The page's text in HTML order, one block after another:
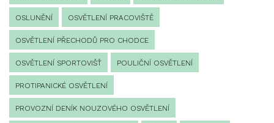
OSLUNĚNÍ OSVĚTLENÍ PRACOVIŠTĚ
OSVĚTLENÍ PŘECHODŮ PRO CHODCE
OSVĚTLENÍ SPORTOVIŠŤ POULIČNÍ OSVĚTLENÍ
PROTIPANICKÉ OSVĚTLENÍ
PROVOZNÍ DENÍK NOUZOVÉHO OSVĚTLENÍ